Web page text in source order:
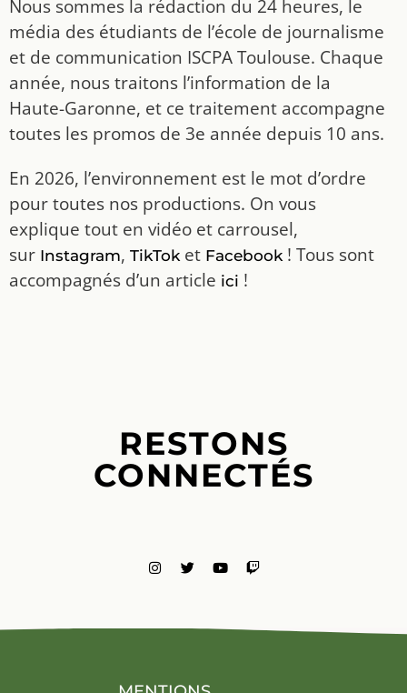
Nous sommes la rédaction du 24 heures, le
média des étudiants de l’école de journalisme
et de communication ISCPA Toulouse. Chaque
année, nous traitons l’information de la
Haute-Garonne, et ce traitement accompagne
toutes les promos de 3e année depuis 10 ans.
En 2026, l’environnement est le mot d’ordre
pour toutes nos productions. On vous
explique tout en vidéo et carrousel,
sur Instagram, TikToket Facebook! Tous sont
accompagnés d’un article ici !
RESTONS
CONNECTÉS